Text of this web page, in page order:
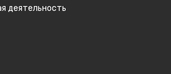
деятельность